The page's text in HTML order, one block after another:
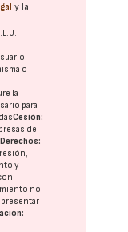
y la
o
la
para
Cesión:
del
Derechos:
y
no
presentar